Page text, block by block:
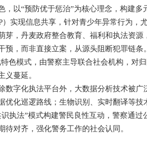
以“预防优于惩治”为核心理念，构建多
实现信息共享，针对青少年异常行为，
芽，丹麦政府整合教育、福利和执法资源
预，而非直接立案，从源头阻断犯罪链条
色模式，由警察主导联合社会机构，对
义蔓延。
字化执法平台外，大数据分析技术被广
优化巡逻路线；生物识别、实时翻译等技
执法”模式构建警民良性互动，警察通过
对齐，强化警务工作的社会认同。